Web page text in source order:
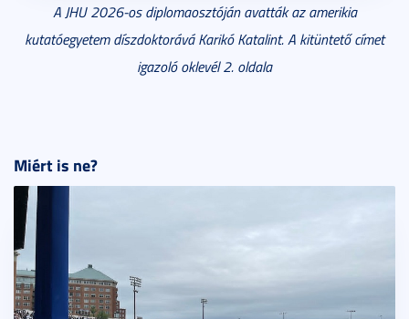
A JHU 2026-os diplomaosztóján avatták az amerikia
kutatóegyetem díszdoktorává Karikó Katalint. A kitüntető címet
igazoló oklevél 2. oldala
Miért is ne?